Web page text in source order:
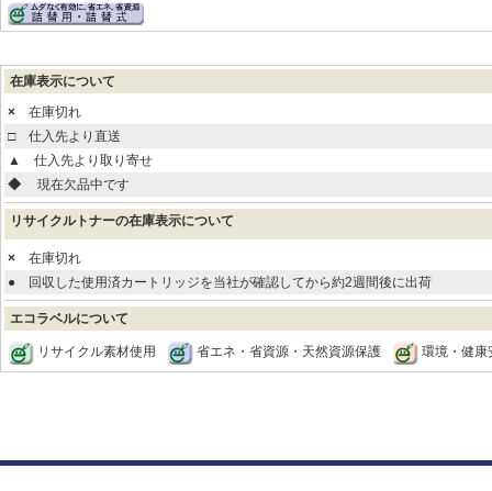
在庫表示について
× 在庫切れ
□仕入先より直送
▲
仕入先より取り寄せ
◆
現在欠品中です
リサイクルトナーの在庫表示について
× 在庫切れ
● 回収した使用済カートリッジを当社が確認してから約2週間後に出荷
エコラベルについて
リサイクル素材使用 省エネ・省資源・天然資源保護 環境・健康